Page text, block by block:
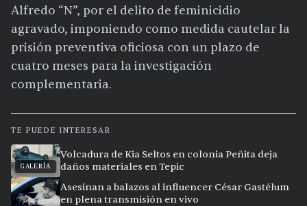
Alfredo “N”, por el delito de feminicidio
agravado, imponiendo como medida cautelar la
prisión preventiva oficiosa con un plazo de
cuatro meses para la investigación
complementaria.
TE PUEDE INTERESAR
GALERÍA
Volcadura de Kia Seltos en colonia Peñita deja
daños materiales en Tepic
Asesinan a balazos al influencer César Gastélum
en plena transmisión en vivo